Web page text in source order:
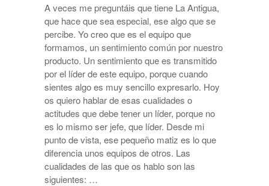
A veces me preguntáis que tiene La Antigua,
que hace que sea especial, ese algo que se
percibe. Yo creo que es el equipo que
formamos, un sentimiento común por nuestro
producto. Un sentimiento que es transmitido
por el líder de este equipo, porque cuando
sientes algo es muy sencillo expresarlo. Hoy
os quiero hablar de esas cualidades o
actitudes que debe tener un líder, porque no
es lo mismo ser jefe, que líder. Desde mi
punto de vista, ese pequeño matiz es lo que
diferencia unos equipos de otros. Las
cualidades de las que os hablo son las
siguientes: …